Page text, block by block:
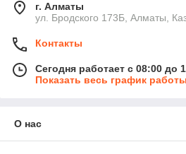
г. Алматы
ул. Бродского 173Б, Алматы,
Контакты
Сегодня работает с 08:00 до
Показать весь график работы
О нас